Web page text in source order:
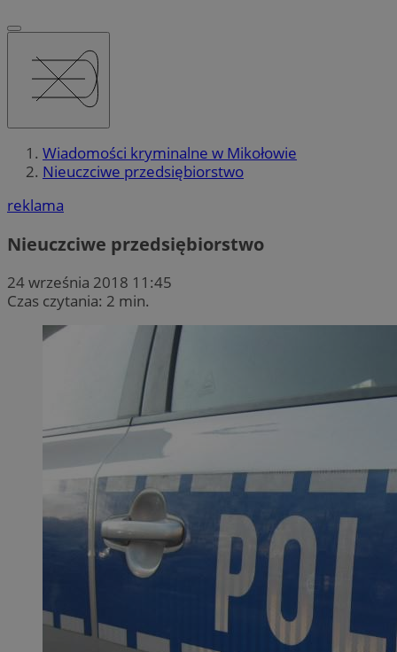
Wiadomości kryminalne w Mikołowie
Nieuczciwe przedsiębiorstwo
reklama
Nieuczciwe przedsiębiorstwo
24 września 2018 11:45
Czas czytania: 2 min.